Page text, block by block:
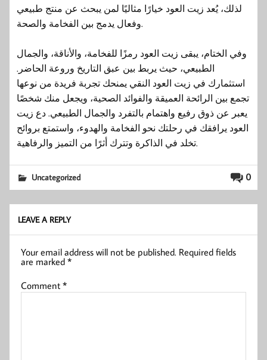
لذلك، يُعد زيت العود خيارًا مثاليًا لمن يبحث عن منتج طبيعي
وفعال يدمج بين الفخامة والصحة.
وفي الختام، يبقى زيت العود رمزًا للفخامة، والأناقة، والجمال
الطبيعي، حيث يربط بين عبق التاريخ وروعة الحاضر.
استثمارك في زيت العود النقي يمنحك تجربة فريدة من نوعها
تجمع بين الرائحة العميقة والفوائد الصحية، ويجعل منك شخصًا
يعبر عن ذوق رفيع واهتمام بالتفرد والجمال الطبيعي. دع زيت
العود يرافقك في رحلتك نحو الفخامة والهدوء، واستمتع بروائح
تخلد في الذاكرة وتترك أثرًا من التميز والرفاهية.
0
Uncategorized
LEAVE A REPLY
Your email address will not be published. Required fields
are marked*
Comment*